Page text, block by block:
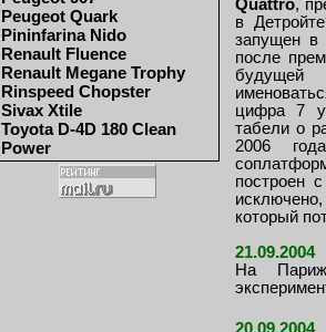
Peugeot Quark
Pininfarina Nido
Renault Fluence
Renault Megane Trophy
Rinspeed Chopster
Sivax Xtile
Toyota D-4D 180 Clean
Power
Quattro,
в
запущен в
после
будущей
цифра 7
табели о
2006
построен
который
21.09.2004
На